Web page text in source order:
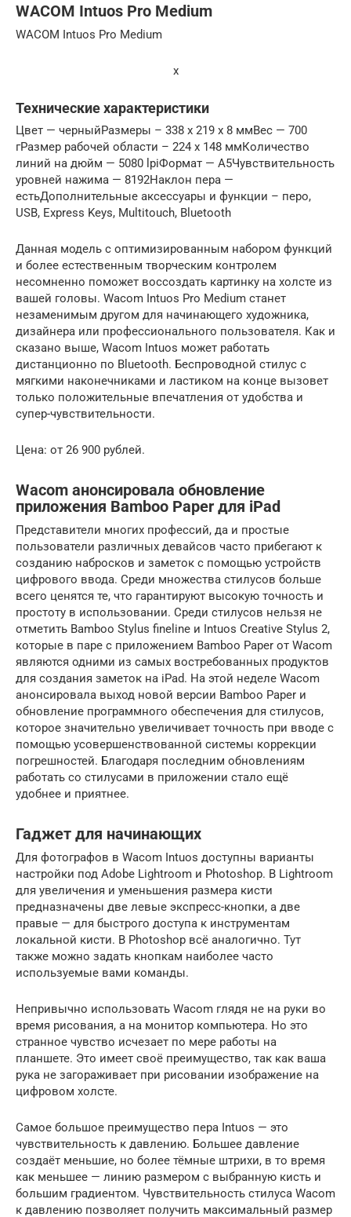
WACOM Intuos Pro Medium
WACOM Intuos Pro Medium
x
Технические характеристики
Цвет — черныйРазмеры – 338 x 219 x 8 ммВес — 700
гРазмер рабочей области – 224 x 148 ммКоличество
линий на дюйм — 5080 lpiФормат — A5Чувствительность
уровней нажима — 8192Наклон пера —
естьДополнительные аксессуары и функции – перо,
USB, Express Keys, Multitouch, Bluetooth
Данная модель с оптимизированным набором функций
и более естественным творческим контролем
несомненно поможет воссоздать картинку на холсте из
вашей головы. Wacom Intuos Pro Medium станет
незаменимым другом для начинающего художника,
дизайнера или профессионального пользователя. Как и
сказано выше, Wacom Intuos может работать
дистанционно по Bluetooth. Беспроводной стилус с
мягкими наконечниками и ластиком на конце вызовет
только положительные впечатления от удобства и
супер-чувствительности.
Цена: от 26 900 рублей.
Wacom анонсировала обновление
приложения Bamboo Paper для iPad
Представители многих профессий, да и простые
пользователи различных девайсов часто прибегают к
созданию набросков и заметок с помощью устройств
цифрового ввода. Среди множества стилусов больше
всего ценятся те, что гарантируют высокую точность и
простоту в использовании. Среди стилусов нельзя не
отметить Bamboo Stylus fineline и Intuos Creative Stylus 2,
которые в паре с приложением Bamboo Paper от Wacom
являются одними из самых востребованных продуктов
для создания заметок на iPad. На этой неделе Wacom
анонсировала выход новой версии Bamboo Paper и
обновление программного обеспечения для стилусов,
которое значительно увеличивает точность при вводе с
помощью усовершенствованной системы коррекции
погрешностей. Благодаря последним обновлениям
работать со стилусами в приложении стало ещё
удобнее и приятнее.
Гаджет для начинающих
Для фотографов в Wacom Intuos доступны варианты
настройки под Adobe Lightroom и Photoshop. В Lightroom
для увеличения и уменьшения размера кисти
предназначены две левые экспресс-кнопки, а две
правые — для быстрого доступа к инструментам
локальной кисти. В Photoshop всё аналогично. Тут
также можно задать кнопкам наиболее часто
используемые вами команды.
Непривычно использовать Wacom глядя не на руки во
время рисования, а на монитор компьютера. Но это
странное чувство исчезает по мере работы на
планшете. Это имеет своё преимущество, так как ваша
рука не загораживает при рисовании изображение на
цифровом холсте.
Самое большое преимущество пера Intuos — это
чувствительность к давлению. Большее давление
создаёт меньшие, но более тёмные штрихи, в то время
как меньшее — линию размером с выбранную кисть и
большим градиентом. Чувствительность стилуса Wacom
к давлению позволяет получить максимальный размер